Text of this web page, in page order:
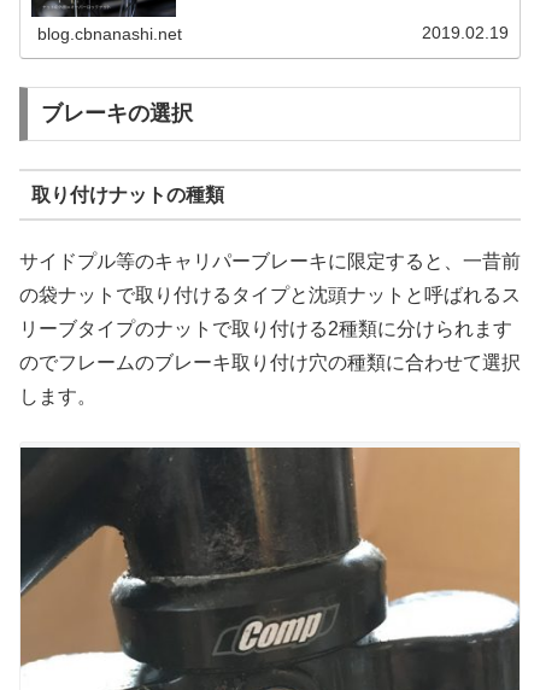
blog.cbnanashi.net 2019.02.19
ブレーキの選択
取り付けナットの種類
サイドプル等のキャリパーブレーキに限定すると、一昔前
の袋ナットで取り付けるタイプと沈頭ナットと呼ばれるス
リーブタイプのナットで取り付ける2種類に分けられます
のでフレームのブレーキ取り付け穴の種類に合わせて選択
します。